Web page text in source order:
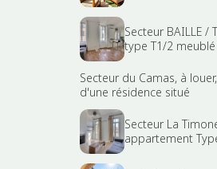
Secteur BAILLE /
type T1/2
Secteur du Camas, à
d'une résidence situé
Secteur La
appartement